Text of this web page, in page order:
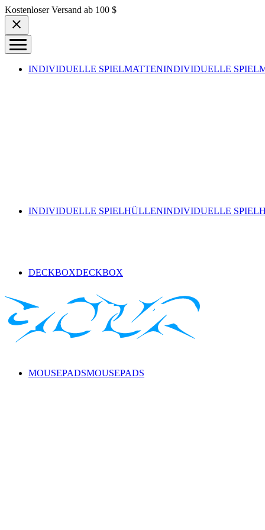
Skip to content
Kostenloser Versand ab 100 $
INDIVIDUELLE SPIELMATTENINDIVIDUELLE
INDIVIDUELLE SPIELHÜLLENINDIVIDUELLE
DECKBOXDECKBOX
MOUSEPADSMOUSEPADS